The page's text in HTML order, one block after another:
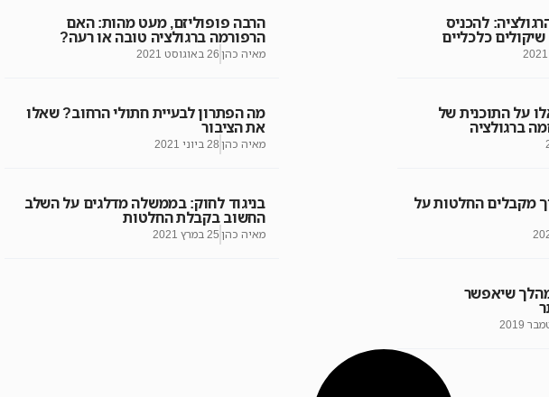
להכניס
כלכליים
הרבה פופוליזם, מעט מהות: האם
הרפורמה ברגולציה טובה או רעה?
מאיה כהן 26 באוגוסט 2021
על התוכנית של
ברגולציה
מה הפתרון לבעיית חתולי הרחוב? שאלו
את הציבור
מאיה כהן 28 ביוני 2021
מקבלים החלטות על בניגוד לחוק: בממשלה מדלגים על השלב
החשוב בקבלת החלטות
מאיה כהן 25 במרץ 2021
שיאפשר